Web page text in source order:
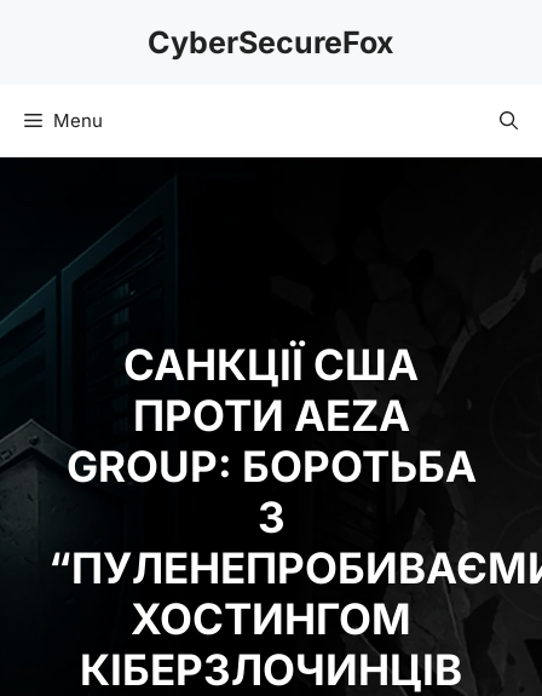
CyberSecureFox
Menu
САНКЦІЇ США
ПРОТИ AEZA
GROUP: БОРОТЬБА
З
ХОСТИНГОМ
КІБЕРЗЛОЧИНЦІВ